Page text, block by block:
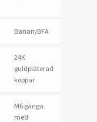
Banan/BFA
24K
guldpläterad
koppar
M6 gänga
med